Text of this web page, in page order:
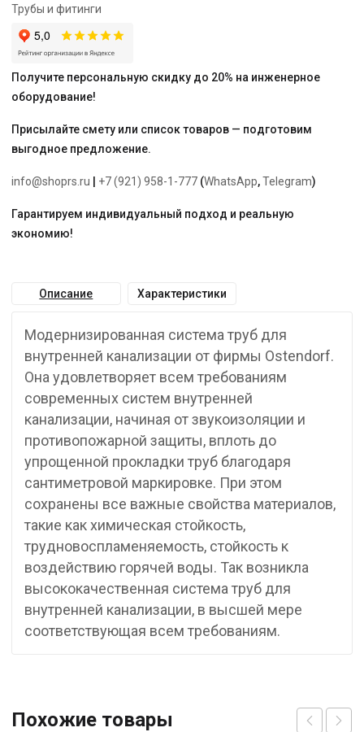
Трубы и фитинги
Получите персональную скидку до 20% на инженерное
оборудование!
Присылайте смету или список товаров — подготовим
выгодное предложение.
info@shoprs.ru +7 (921) 958-1-777 (WhatsApp,Telegram)
Гарантируем индивидуальный подход и реальную
экономию!
Описание Характеристики
Модернизированная система труб для
внутренней канализации от фирмы Ostendorf.
Она удовлетворяет всем требованиям
современных систем внутренней
канализации, начиная от звукоизоляции и
противопожарной защиты, вплоть до
упрощенной прокладки труб благодаря
сантиметровой маркировке. При этом
сохранены все важные свойства материалов,
такие как химическая стойкость,
трудновоспламеняемость, стойкость к
воздействию горячей воды. Так возникла
высококачественная система труб для
внутренней канализации, в высшей мере
соответствующая всем требованиям.
Похожие товары